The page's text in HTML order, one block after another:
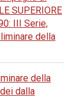
SUPERIORE
III Serie,
della
della
dalla